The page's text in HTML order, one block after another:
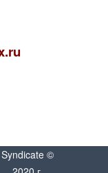
Syndicate ©